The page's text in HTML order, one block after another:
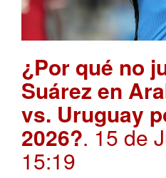
¿Por qué no
Suárez en
vs. Uruguay
2026?. 15 de
15:19